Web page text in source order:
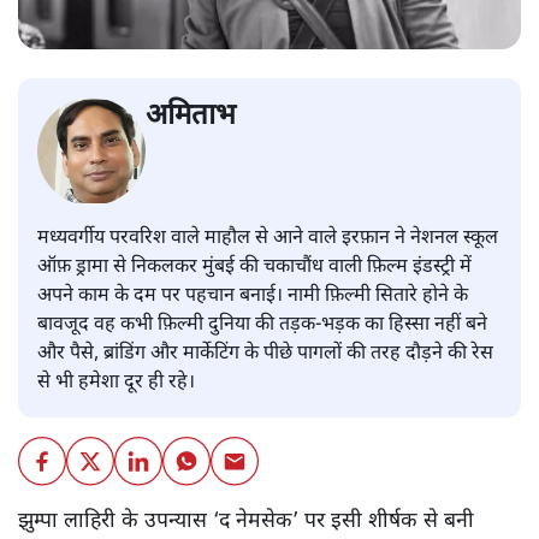
अमिताभ
मध्यवर्गीय परवरिश वाले माहौल से आने वाले इरफ़ान ने नेशनल स्कूल
ऑफ़ ड्रामा से निकलकर मुंबई की चकाचौंध वाली फ़िल्म इंडस्ट्री में
अपने काम के दम पर पहचान बनाई। नामी फ़िल्मी सितारे होने के
बावजूद वह कभी फ़िल्मी दुनिया की तड़क-भड़क का हिस्सा नहीं बने
और पैसे, ब्रांडिंग और मार्केटिंग के पीछे पागलों की तरह दौड़ने की रेस
से भी हमेशा दूर ही रहे।
झुम्पा लाहिरी के उपन्यास ‘द नेमसेक’ पर इसी शीर्षक से बनी